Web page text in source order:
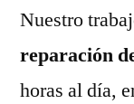
Nuestro
reparación
horas al día,